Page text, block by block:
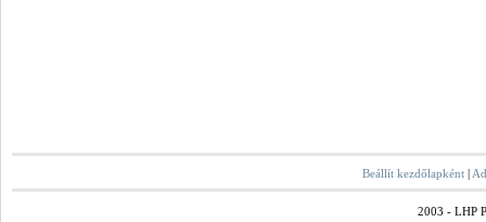
Beállít kezdőlapként |
2003 - LHP